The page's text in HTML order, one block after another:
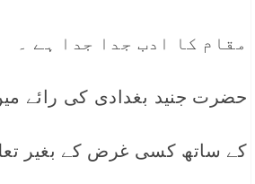
مقام کا ادب جدا جدا ہے ۔
حضرت جنید بغدادی کی رائے
کے ساتھ کسی غرض کے بغیر